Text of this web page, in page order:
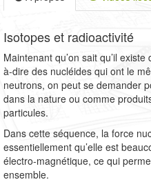
Isotopes et radioactivité
Maintenant qu’on sait qu’il
à-dire des nucléides qui ont le
neutrons, on peut se demander
dans la nature ou comme
particules.
Dans cette séquence, la force
essentiellement qu’elle est
électro-magnétique, ce qui
ensemble.